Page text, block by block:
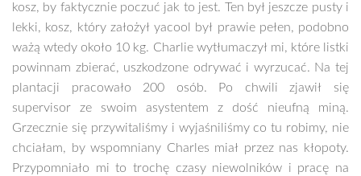
kosz, by faktycznie poczuć jak to jest. Ten był jeszcze pusty i
lekki, kosz, który założył yacool był prawie pełen, podobno
ważą wtedy około 10 kg. Charlie wytłumaczył mi, które listki
powinnam zbierać, uszkodzone odrywać i wyrzucać. Na tej
plantacji pracowało 200 osób. Po chwili zjawił się
supervisor ze swoim asystentem z dość nieufną miną.
Grzecznie się przywitaliśmy i wyjaśniliśmy co tu robimy, nie
chciałam, by wspomniany Charles miał przez nas kłopoty.
Przypomniało mi to trochę czasy niewolników i pracę na